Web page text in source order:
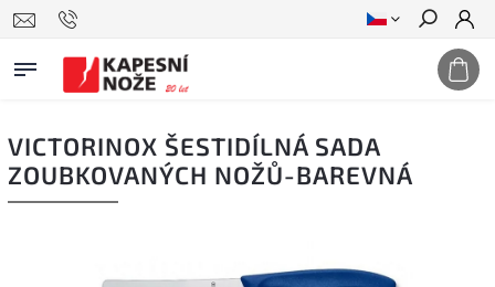
Hledat
VICTORINOX ŠESTIDÍLNÁ SADA
ZOUBKOVANÝCH NOŽŮ-BAREVNÁ